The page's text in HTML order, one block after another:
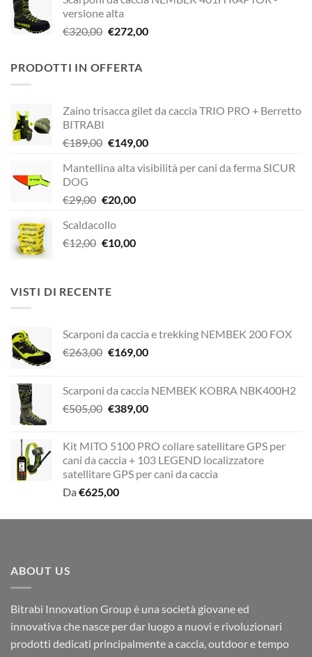
originale
era:
€338,90.
attuale
€249,00.
versione alta
€320,00 Il
era:
€272,00Il
PRODOTTI IN OFFERTA
Zaino trisacca gilet da caccia TRIO PRO + Berretto
BITRABI
€189,00 Il
originale
€189,00.
€149,00Il
attuale
Mantellina alta visibilità per cani da ferma SICUR
DOG
€29,00 Il
originale
era:
€20,00Il
è:
Scaldacollo
€12,00 Il
era:
€12,00.
€10,00Il
VISTI DI RECENTE
Scarponi da caccia e trekking NEMBEK 200 FOX
€263,00 Il
era:
€263,00.
€169,00Il
è:
€169,00.
Scarponi da caccia NEMBEK KOBRA NBK400H2
€505,00 Il
era:
€505,00.
€389,00Il
è:
€389,00.
Kit MITO 5100 PRO collare satellitare GPS per
cani da caccia + 103 LEGEND localizzatore
satellitare GPS per cani da caccia
Da €625,00
ABOUT US
Bitrabi Innovation Group è una società giovane ed
innovativa che nasce per dar luogo a nuovi e rivoluzionari
prodotti dedicati principalmente a caccia, outdoor e tempo